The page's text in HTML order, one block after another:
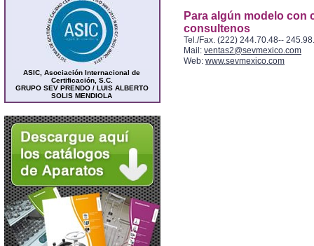
ASIC, Asociación Internacional de
Certificación, S.C.
GRUPO SEV PRENDO / LUIS ALBERTO
SOLIS MENDIOLA
Para algún modelo con
consultenos
Tel./Fax. (222) 244.70.48--
Mail: ventas2@sevmexico.com
Web: www.sevmexico.com